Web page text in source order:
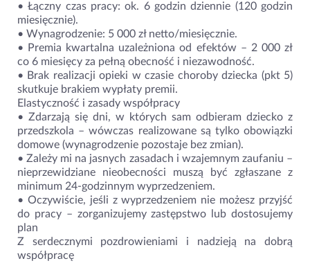
• Łączny czas pracy: ok. 6 godzin dziennie (120 godzin
miesięcznie).
• Wynagrodzenie: 5 000 zł netto/miesięcznie.
• Premia kwartalna uzależniona od efektów – 2 000 zł
co 6 miesięcy za pełną obecność i niezawodność.
• Brak realizacji opieki w czasie choroby dziecka (pkt 5)
skutkuje brakiem wypłaty premii.
Elastyczność i zasady współpracy
• Zdarzają się dni, w których sam odbieram dziecko z
przedszkola – wówczas realizowane są tylko obowiązki
domowe (wynagrodzenie pozostaje bez zmian).
• Zależy mi na jasnych zasadach i wzajemnym zaufaniu –
nieprzewidziane nieobecności muszą być zgłaszane z
minimum 24-godzinnym wyprzedzeniem.
• Oczywiście, jeśli z wyprzedzeniem nie możesz przyjść
do pracy – zorganizujemy zastępstwo lub dostosujemy
plan
Z serdecznymi pozdrowieniami i nadzieją na dobrą
współpracę